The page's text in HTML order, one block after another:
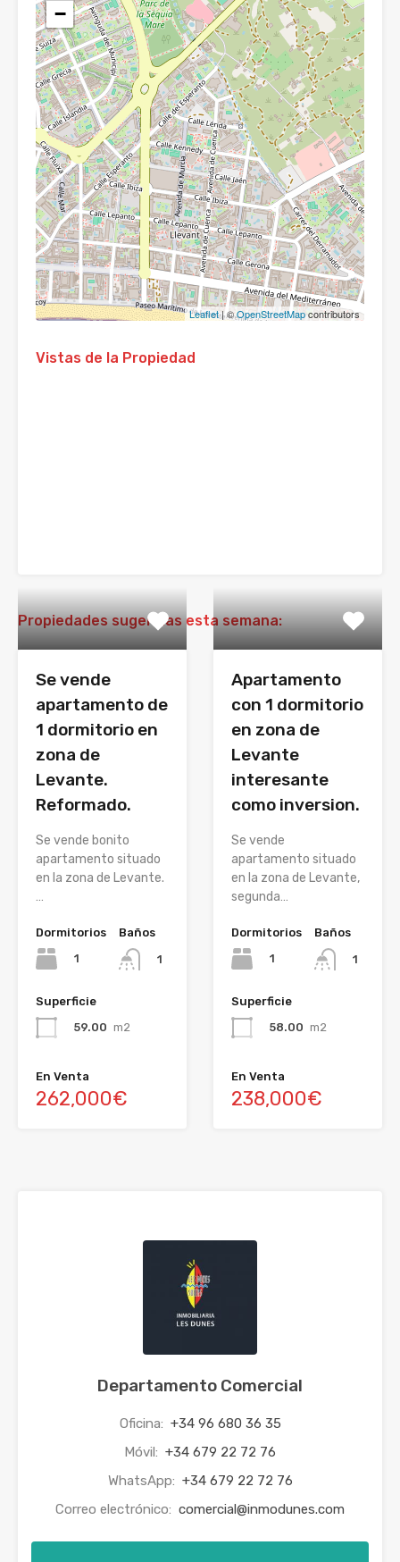
−
Leaflet| ©OpenStreetMapcontributors
Vistas de la Propiedad
Propiedades sugeridas esta semana:
Se vende
apartamento de
1 dormitorio en
zona de
Levante.
Reformado.
Se vende bonito
apartamento situado
en la zona de Levante.
…
Dormitorios
1
Baños
1
Superficie
59.00 m2
En Venta
262,000€
Apartamento
con 1 dormitorio
en zona de
Levante
interesante
como inversion.
Se vende
apartamento situado
en la zona de Levante,
segunda…
Dormitorios
1
Baños
1
Superficie
58.00 m2
En Venta
238,000€
Departamento Comercial
Oficina: +34 96 680 36 35
Móvil: +34 679 22 72 76
WhatsApp: +34 679 22 72 76
Correo electrónico: comercial@inmodunes.com